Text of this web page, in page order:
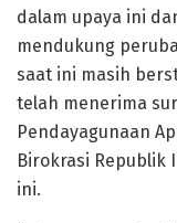
dalam upaya ini
mendukung
saat ini masih
telah menerima
Pendayagunaan
Birokrasi Republik
ini.